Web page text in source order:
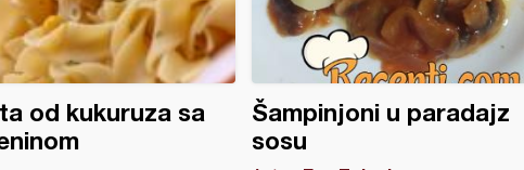
od kukuruza sa
Šampinjoni u paradajz
sosu